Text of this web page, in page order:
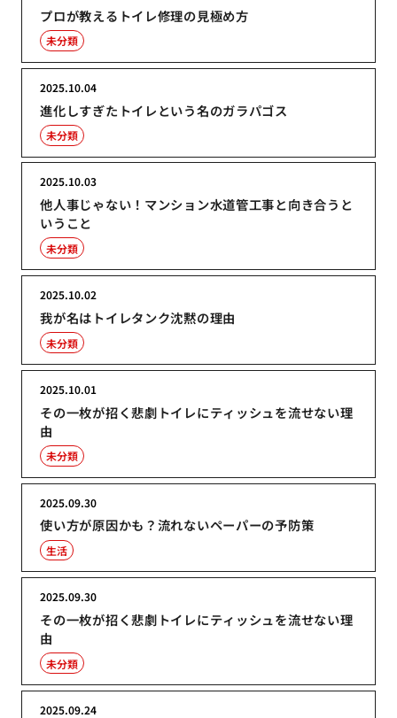
プロが教えるトイレ修理の見極め方
未分類
進化しすぎたトイレという名のガラパゴス
2025.10.04
未分類
他人事じゃない！マンション水道管工事と向き合うと
いうこと
2025.10.03
未分類
我が名はトイレタンク沈黙の理由
2025.10.02
未分類
その一枚が招く悲劇トイレにティッシュを流せない理
由
2025.10.01
未分類
使い方が原因かも？流れないペーパーの予防策
2025.09.30
生活
その一枚が招く悲劇トイレにティッシュを流せない理
由
2025.09.30
未分類
2025.09.24